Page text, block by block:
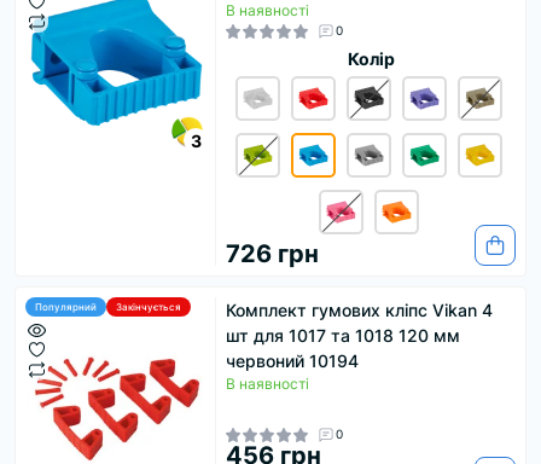
3
В наявності
0
Колір
726 грн
Популярний Закінчується
Комплект гумових кліпс Vikan 4
шт для 1017 та 1018 120 мм
червоний 10194
В наявності
0
456 грн